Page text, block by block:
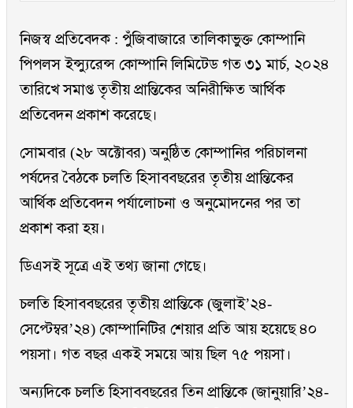
নিজস্ব প্রতিবেদক : পুঁজিবাজারে তালিকাভুক্ত কোম্পানি
পিপলস ইন্স্যুরেন্স কোম্পানি লিমিটেড গত ৩১ মার্চ, ২০২৪
তারিখে সমাপ্ত তৃতীয় প্রান্তিকের অনিরীক্ষিত আর্থিক
প্রতিবেদন প্রকাশ করেছে।
সোমবার (২৮ অক্টোবর) অনুষ্ঠিত কোম্পানির পরিচালনা
পর্ষদের বৈঠকে চলতি হিসাববছরের তৃতীয় প্রান্তিকের
আর্থিক প্রতিবেদন পর্যালোচনা ও অনুমোদনের পর তা
প্রকাশ করা হয়।
ডিএসই সূত্রে এই তথ্য জানা গেছে।
চলতি হিসাববছরের তৃতীয় প্রান্তিকে (জুলাই’২৪-
সেপ্টেম্বর’২৪) কোম্পানিটির শেয়ার প্রতি আয় হয়েছে ৪০
পয়সা। গত বছর একই সময়ে আয় ছিল ৭৫ পয়সা।
অন্যদিকে চলতি হিসাববছরের তিন প্রান্তিকে (জানুয়ারি’২৪-